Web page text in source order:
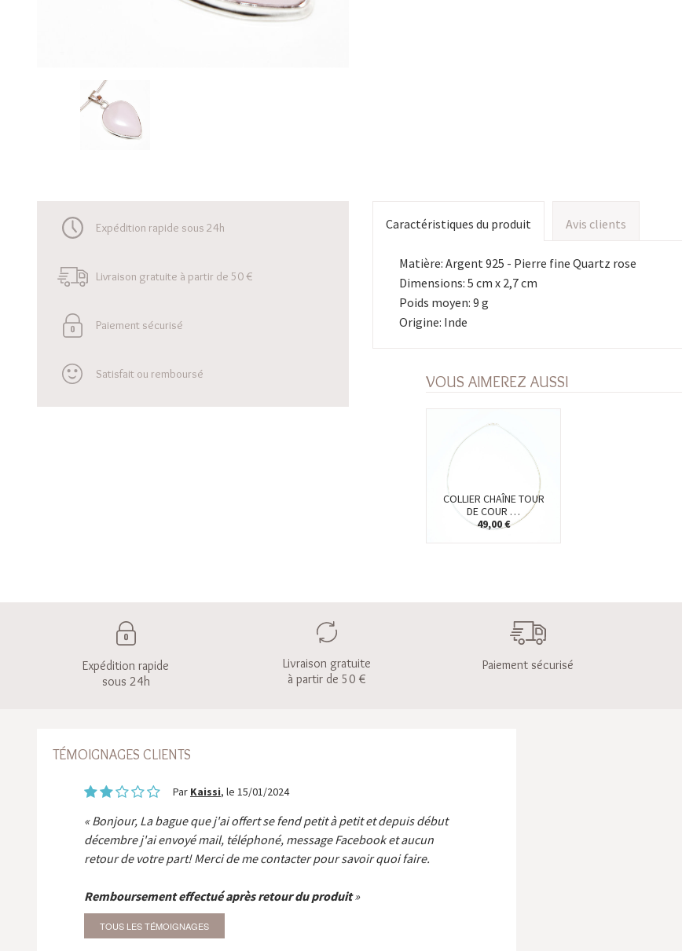
Expédition rapide sous 24h
Livraison gratuite à partir de 50 €
Paiement sécurisé
Satisfait ou remboursé
Caractéristiques du produit Avis clients
Matière: Argent 925 - Pierre fine Quartz rose
Dimensions: 5 cm x 2,7 cm
Poids moyen: 9 g
Origine: Inde
VOUS AIMEREZ AUSSI
COLLIER CHAÎNE TOUR
DE COUR …
49,00 €
Expédition rapide
sous 24h
Livraison gratuite
à partir de 50 €
Paiement sécurisé
TÉMOIGNAGES CLIENTS
Par Kaissi, le 15/01/2024
Bonjour, La bague que j'ai offert se fend petit à petit et depuis début
décembre j'ai envoyé mail, téléphoné, message Facebook et aucun
retour de votre part! Merci de me contacter pour savoir quoi faire.
Remboursement effectué après retour du produit
TOUS LES TÉMOIGNAGES